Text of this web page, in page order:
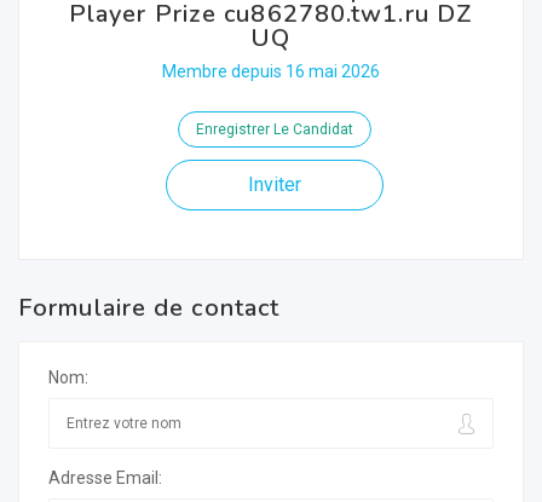
Player Prize cu862780.tw1.ru DZ
UQ
Membre depuis 16 mai 2026
Enregistrer Le Candidat
Inviter
Formulaire de contact
Nom:
Adresse Email: